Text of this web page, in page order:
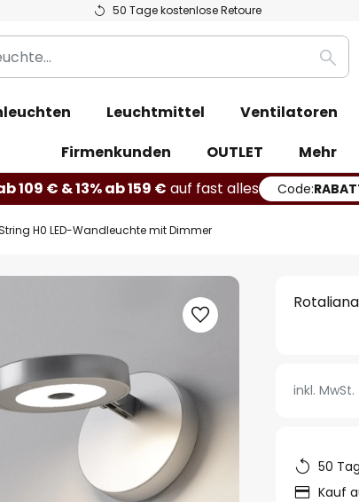
50 Tage kostenlose Retoure
Suche
Leuchtmittel Ventilatoren
Firmenkunden
OUTLET
Mehr
109 € & 13% ab 159 € auf fast alles Code:
H0 LED-Wandleuchte mit Dimmer
inkl. MwSt.
50
Kauf